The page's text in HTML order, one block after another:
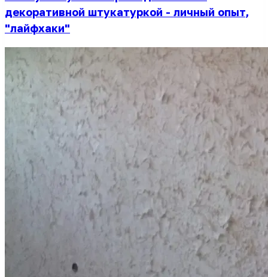
декоративной штукатуркой - личный опыт,
"лайфхаки"